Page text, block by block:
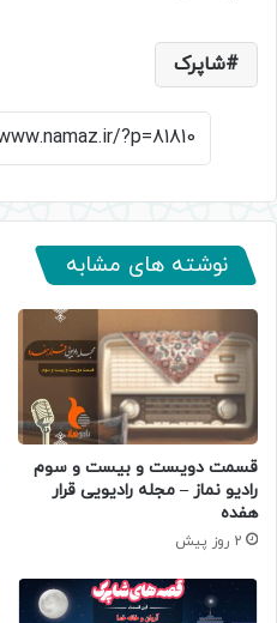
شاپرک
نوشته های مشابه
قسمت دویست و بیست و سوم
رادیو نماز – مجله رادیویی قرار
هفده
2 روز پیش